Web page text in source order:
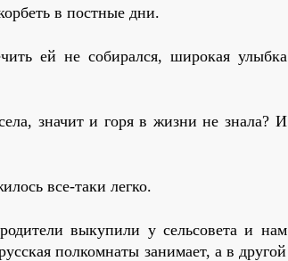
в постные дни.
ей не собирался, широкая улыбка
значит и горя в жизни не знала? И
все-таки легко.
выкупили у сельсовета и нам
полкомнаты занимает, а в другой